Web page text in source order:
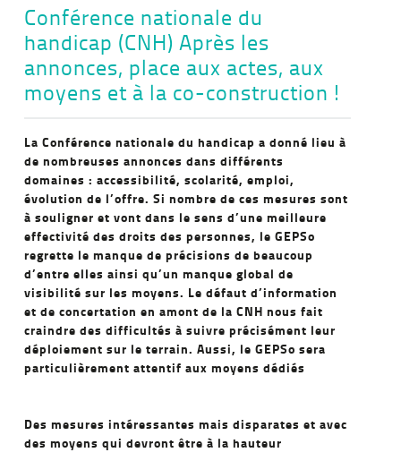
Conférence nationale du
handicap (CNH) Après les
annonces, place aux actes, aux
moyens et à la co-construction !
La Conférence nationale du handicap a donné lieu à
de nombreuses annonces dans différents
domaines : accessibilité, scolarité, emploi,
évolution de l’offre. Si nombre de ces mesures sont
à souligner et vont dans le sens d’une meilleure
effectivité des droits des personnes, le GEPSo
regrette le manque de précisions de beaucoup
d’entre elles ainsi qu’un manque global de
visibilité sur les moyens. Le défaut d’information
et de concertation en amont de la CNH nous fait
craindre des difficultés à suivre précisément leur
déploiement sur le terrain. Aussi, le GEPSo sera
particulièrement attentif aux moyens dédiés
Des mesures intéressantes mais disparates et avec
des moyens qui devront être à la hauteur